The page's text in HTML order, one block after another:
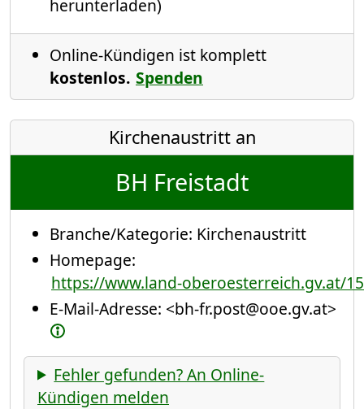
herunterladen)
Online-Kündigen ist komplett
kostenlos. Spenden
Kirchenaustritt an
BH Freistadt
Branche/Kategorie: Kirchenaustritt
Homepage:
https://www.land-oberoesterreich.gv.at/
E-Mail-Adresse: <bh-fr.post@ooe.gv.at>
Fehler gefunden? An Online-
Kündigen melden